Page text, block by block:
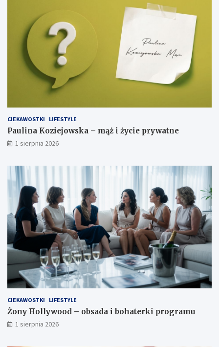
CIEKAWOSTKI LIFESTYLE
Paulina Koziejowska – mąż i życie prywatne
1 sierpnia 2026
CIEKAWOSTKI LIFESTYLE
Żony Hollywood – obsada i bohaterki programu
1 sierpnia 2026